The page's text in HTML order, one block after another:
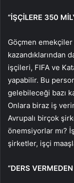
“İŞÇİLERE 350
Göçmen
kazandıklarından
işçileri, FIFA ve
yapabilir. Bu
gelebileceği bazı
Onlara biraz iş
Avrupalı birçok
önemsiyorlar mı?
şirketler, işçi
“DERS